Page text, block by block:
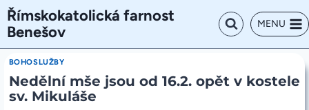
Přeskočit
na
obsah
Římskokatolická farnost
Benešov
MENU
BOHOSLUŽBY
Nedělní mše jsou od 16.2. opět v kostele
sv. Mikuláše